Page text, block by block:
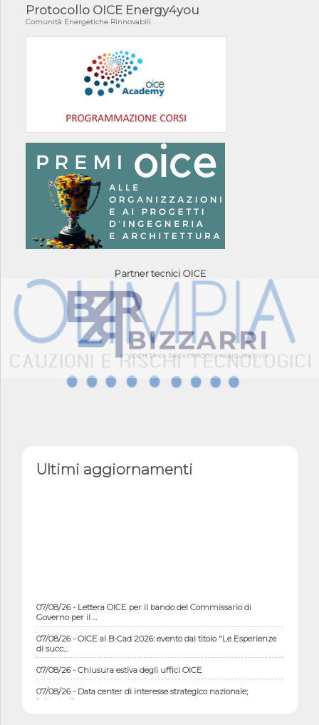
Protocollo OICE Energy4you
Comunità Energetiche Rinnovabili
Partner tecnici OICE
Ultimi aggiornamenti
07/08/26 - Lettera OICE per il bando del Commissario di
Governo per il ...
07/08/26 - OICE al B-Cad 2026: evento dal titolo "Le Esperienze
di succ...
07/08/26 - Chiusura estiva degli uffici OICE
07/08/26 - Data center di interesse strategico nazionale;
interventi pe...